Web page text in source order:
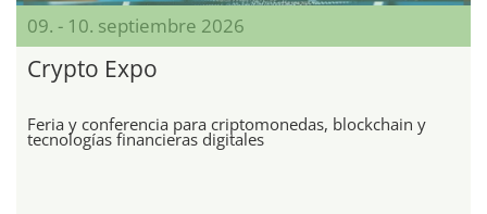
09. - 10. septiembre 2026
Crypto Expo
Feria y conferencia para criptomonedas, blockchain y
tecnologías financieras digitales